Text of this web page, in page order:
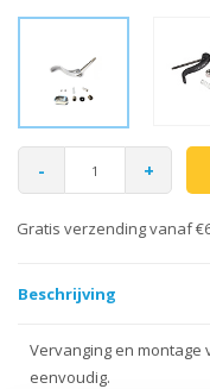
- +
Retour binnen 30
Beschrijving
Vervanging en montage
eenvoudig.